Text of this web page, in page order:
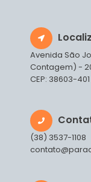
Avenida São
Contagem) -
CEP: 38603-401
(38) 3537-1108